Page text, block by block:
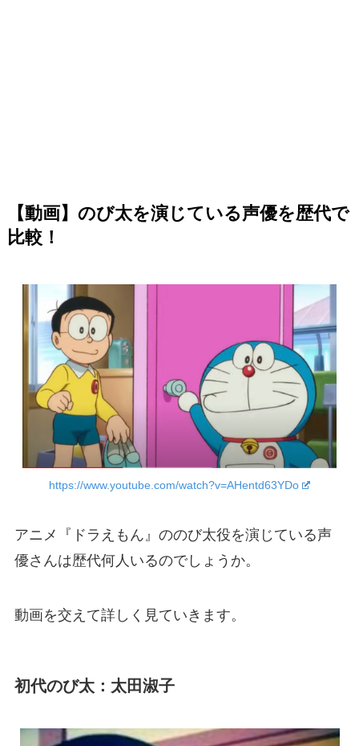
【動画】のび太を演じている声優を歴代で
比較！
https://www.youtube.com/watch?v=AHentd63YDo
アニメ『ドラえもん』ののび太役を演じている声
優さんは歴代何人いるのでしょうか。
動画を交えて詳しく見ていきます。
初代のび太：太田淑子